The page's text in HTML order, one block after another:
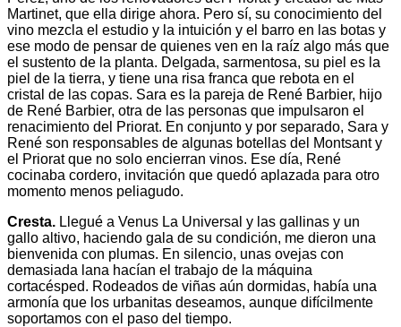
Martinet, que ella dirige ahora. Pero sí, su conocimiento del
vino mezcla el estudio y la intuición y el barro en las botas y
ese modo de pensar de quienes ven en la raíz algo más que
el sustento de la planta. Delgada, sarmentosa, su piel es la
piel de la tierra, y tiene una risa franca que rebota en el
cristal de las copas. Sara es la pareja de René Barbier, hijo
de René Barbier, otra de las personas que impulsaron el
renacimiento del Priorat. En conjunto y por separado, Sara y
René son responsables de algunas botellas del Montsant y
el Priorat que no solo encierran vinos. Ese día, René
cocinaba cordero, invitación que quedó aplazada para otro
momento menos peliagudo.
Cresta. Llegué a Venus La Universal y las gallinas y un
gallo altivo, haciendo gala de su condición, me dieron una
bienvenida con plumas. En silencio, unas ovejas con
demasiada lana hacían el trabajo de la máquina
cortacésped. Rodeados de viñas aún dormidas, había una
armonía que los urbanitas deseamos, aunque difícilmente
soportamos con el paso del tiempo.